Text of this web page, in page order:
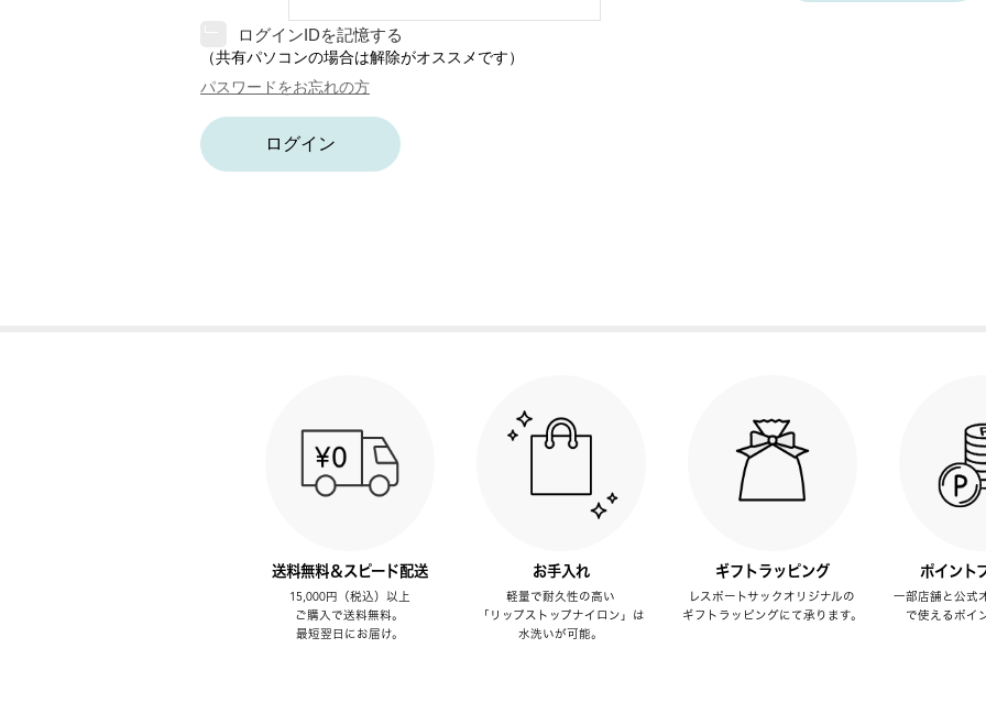
ログインIDを記憶する
（共有パソコンの場合は解除がオススメです）
パスワードをお忘れの方
ログイン
送料無料＆スピード配送
15,000円（税込）以上
ご購入で送料無料。
最短翌日にお届け。
お手入れ
軽量で耐久性の高い
「リップストップナイロン」は
水洗いが可能。
ギフトラッピング
レスポートサックオリジナルの
ギフトラッピングにて承ります。
ポイント
一部店舗と公式
で使えるポイ